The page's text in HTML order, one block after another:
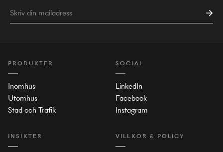
PRODUKTER
Inomhus
Utomhus
Stad och Trafik
INSIKTER
SOCIAL
LinkedIn
Facebook
Instagram
VILLKOR & POLICY